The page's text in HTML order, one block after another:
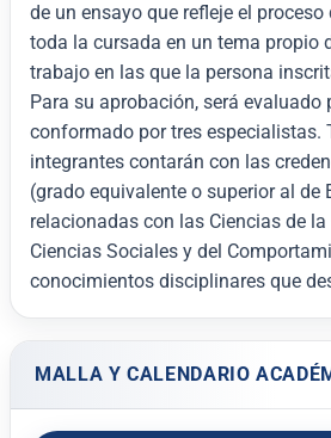
de un ensayo que refleje el
toda la cursada en un tema propio
trabajo en las que la persona
Para su aprobación, será evaluado
conformado por tres especialistas.
integrantes contarán con las
(grado equivalente o superior al de
relacionadas con las Ciencias de
Ciencias Sociales y del
conocimientos disciplinares que
MALLA Y CALENDARIO